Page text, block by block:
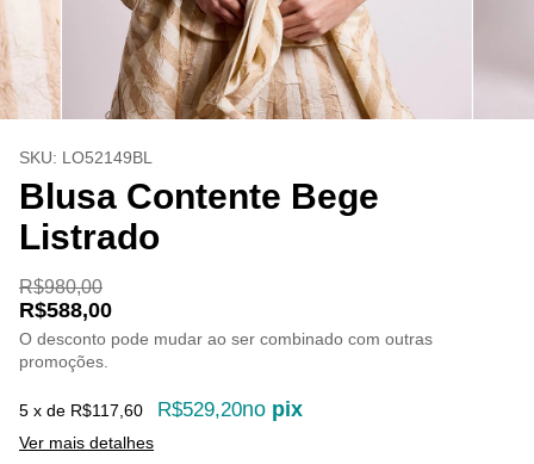
SKU: LO52149BL
Blusa Contente Bege
Listrado
R$980,00
R$588,00
O desconto pode mudar ao ser combinado com outras
promoções.
5 x de R$117,60 R$529,20no pix
Ver mais detalhes